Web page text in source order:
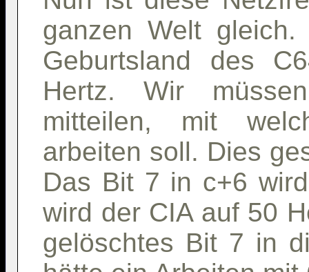
ganzen Welt
Geburtsland des
Hertz. Wir
mitteilen, mit
arbeiten soll. Dies
Das Bit 7 in c+6
wird der CIA auf 50
gelöschtes Bit 7 in